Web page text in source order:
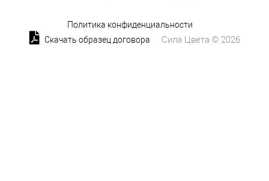
Политика конфиденциальности
Скачать образец договора
Сила Цвета © 2026